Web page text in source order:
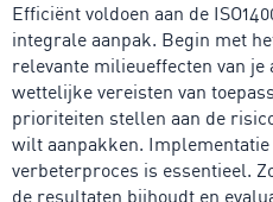
Efficiënt voldoen aan de
integrale aanpak. Begin met
relevante milieueffecten van
wettelijke vereisten van
prioriteiten stellen aan de
wilt aanpakken. Implementatie
verbeterproces is essentieel.
de resultaten bijhoudt en